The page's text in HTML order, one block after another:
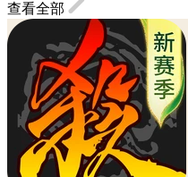
查看全部